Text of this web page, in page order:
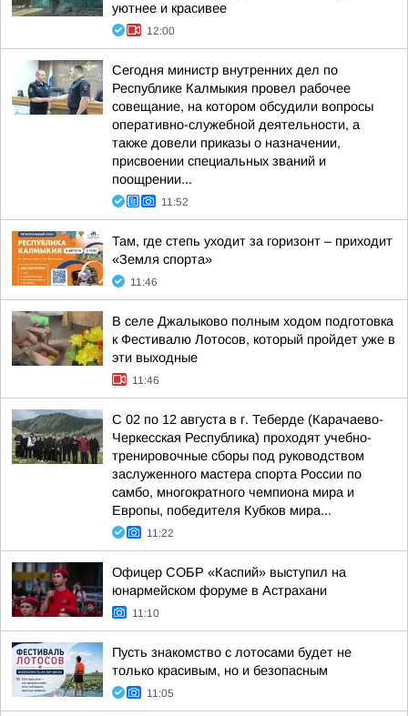
уютнее и красивее
12:00
Сегодня министр внутренних дел по
Республике Калмыкия провел рабочее
совещание, на котором обсудили вопросы
оперативно-служебной деятельности, а
также довели приказы о назначении,
присвоении специальных званий и
поощрении...
11:52
Там, где степь уходит за горизонт – приходит
«Земля спорта»
11:46
В селе Джалыково полным ходом подготовка
к Фестивалю Лотосов, который пройдет уже в
эти выходные
11:46
С 02 по 12 августа в г. Теберде (Карачаево-
Черкесская Республика) проходят учебно-
тренировочные сборы под руководством
заслуженного мастера спорта России по
самбо, многократного чемпиона мира и
Европы, победителя Кубков мира...
11:22
Офицер СОБР «Каспий» выступил на
юнармейском форуме в Астрахани
11:10
Пусть знакомство с лотосами будет не
только красивым, но и безопасным
11:05